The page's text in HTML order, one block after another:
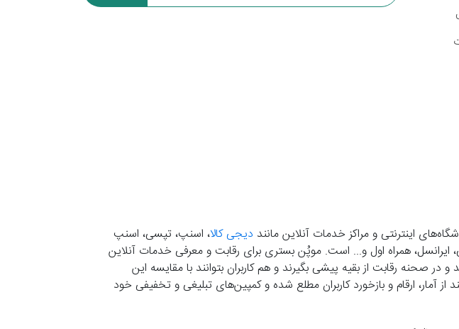
اینترنتی و مراکز خدمات آنلاین مانند دیجی کالا، اسنپ، تپسی، اسنپ
ایرانسل، همراه اول و... است. موپُن بستری برای رقابت و معرفی خدمات آنلاین
صحنه رقابت از بقیه پیشی بگیرند و هم کاربران بتوانند با مقایسه این
آمار، ارقام و بازخورد کاربران مطلع شده و کمپین‌های تبلیغی و تخفیفی خود